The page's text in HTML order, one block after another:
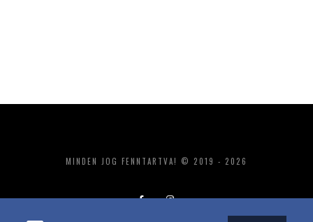
MINDEN JOG FENNTARTVA! © 2019 - 2026